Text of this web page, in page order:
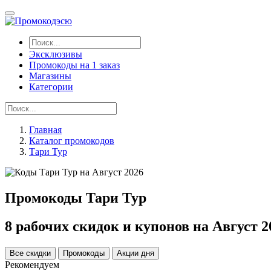
Эксклюзивы
Промокоды на 1 заказ
Магазины
Категории
Главная
Каталог промокодов
Тари Тур
Промокоды Тари Тур
8 рабочих скидок и купонов на Август
Все скидки Промокоды Акции дня
Рекомендуем